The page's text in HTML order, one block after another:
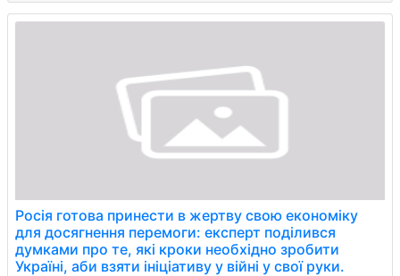
Росія готова принести в жертву свою економіку
для досягнення перемоги: експерт поділився
думками про те, які кроки необхідно зробити
Україні, аби взяти ініціативу у війні у свої руки.